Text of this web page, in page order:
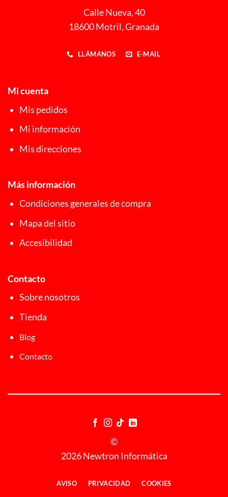
Calle Nueva, 40
18600 Motril, Granada
LLÁMANOS E-MAIL
Mi cuenta
Mis pedidos
Mi información
Mis direcciones
Más información
Condiciones generales de compra
Mapa del sitio
Accesibilidad
Contacto
Sobre nosotros
Tienda
Blog
Contacto
©
2026 Newtron Informática
AVISO PRIVACIDAD COOKIES